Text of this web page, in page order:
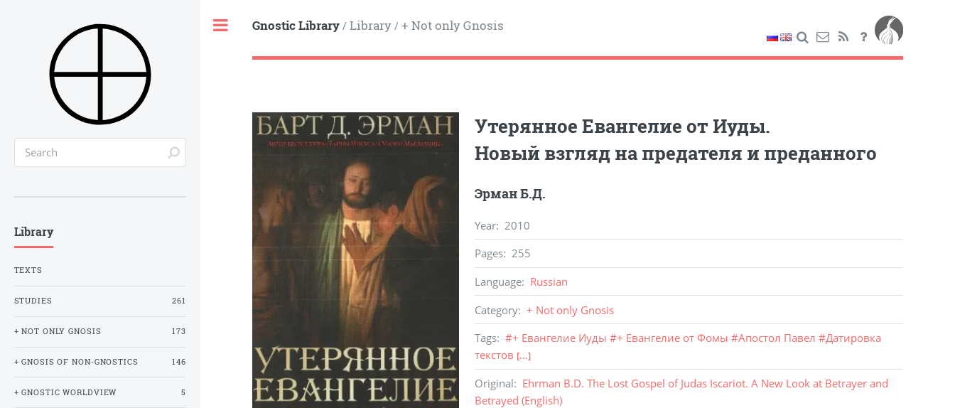
Gnostic Library/ Library/ + Not only Gnosis
Утерянное Евангелие от Иуды.
Новый взгляд на предателя и преданного
Эрман Б.Д.
Year: 2010
Pages: 255
Language: Russian
Category: + Not only Gnosis
Tags: #+ Евангелие Иуды #+ Евангелие от Фомы #Апостол Павел #Датировка
текстов [...]
Original: Ehrman B.D. The Lost Gospel of Judas Iscariot. A New Look at Betrayer and
Betrayed (English)
Library
TEXTS
STUDIES 261
+ NOT ONLY GNOSIS 173
+ GNOSIS OF NON-GNOSTICS 146
+ GNOSTIC WORLDVIEW 5
Toggle